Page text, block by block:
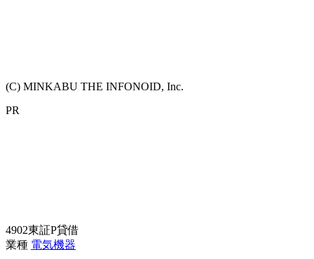
(C) MINKABU THE INFONOID, Inc.
PR
4902東証P貸借
業種 電気機器